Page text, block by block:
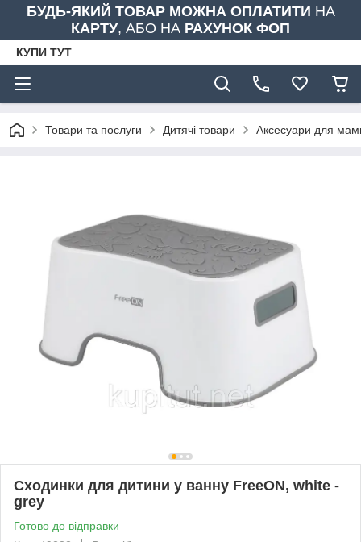
БУДЬ-ЯКИЙ ТОВАР МОЖНА ОПЛАТИТИ НА
КАРТУ, АБО НА РАХУНОК ФОП
КУПИ ТУТ
Товари та послуги Дитячі товари Аксесуари для
Сходинки для дитини у ванну FreeON, white -
grey
Готово до відправки